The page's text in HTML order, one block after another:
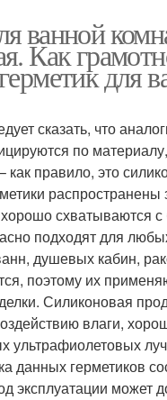
ванной
Как
для
сказать, что
по
как правило, это
распространены
схватываются
подходят для
душевых кабин,
поэтому их
Силиконовая
влаги,
ультрафиолетовых
данных герметиков
эксплуатации может